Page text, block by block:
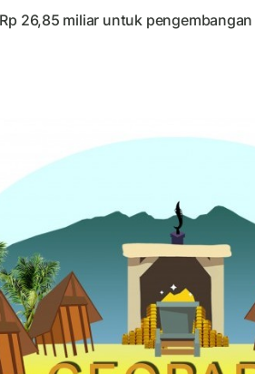
26,85 miliar untuk